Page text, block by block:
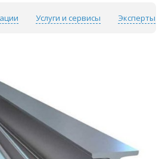
Услуги и сервисы Эксперты